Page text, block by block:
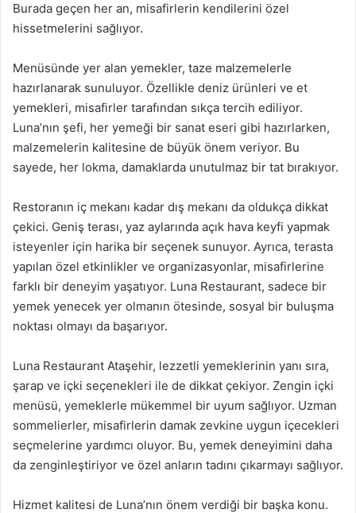
Burada geçen her an, misafirlerin kendilerini özel
hissetmelerini sağlıyor.
Menüsünde yer alan yemekler, taze malzemelerle
hazırlanarak sunuluyor. Özellikle deniz ürünleri ve et
yemekleri, misafirler tarafından sıkça tercih ediliyor.
Luna’nın şefi, her yemeği bir sanat eseri gibi hazırlarken,
malzemelerin kalitesine de büyük önem veriyor. Bu
sayede, her lokma, damaklarda unutulmaz bir tat bırakıyor.
Restoranın iç mekanı kadar dış mekanı da oldukça dikkat
çekici. Geniş terası, yaz aylarında açık hava keyfi yapmak
isteyenler için harika bir seçenek sunuyor. Ayrıca, terasta
yapılan özel etkinlikler ve organizasyonlar, misafirlerine
farklı bir deneyim yaşatıyor. Luna Restaurant, sadece bir
yemek yenecek yer olmanın ötesinde, sosyal bir buluşma
noktası olmayı da başarıyor.
Luna Restaurant Ataşehir, lezzetli yemeklerinin yanı sıra,
şarap ve içki seçenekleri ile de dikkat çekiyor. Zengin içki
menüsü, yemeklerle mükemmel bir uyum sağlıyor. Uzman
sommelierler, misafirlerin damak zevkine uygun içecekleri
seçmelerine yardımcı oluyor. Bu, yemek deneyimini daha
da zenginleştiriyor ve özel anların tadını çıkarmayı sağlıyor.
Hizmet kalitesi de Luna’nın önem verdiği bir başka konu.